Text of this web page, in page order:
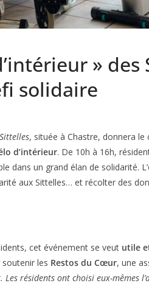
» des
solidaire
, située à Chastre, donnera le
d’intérieur. De 10h à 16h,
dans un grand élan de solidarité.
aux Sittelles… et récolter des
cet événement se veut utile
les Restos du Cœur, une
Les résidents ont choisi eux-mêmes